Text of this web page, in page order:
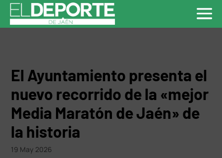
El Ayuntamiento presenta el
nuevo recorrido de la «mejor
Media Maratón de Jaén» de
la historia
19 May 2026